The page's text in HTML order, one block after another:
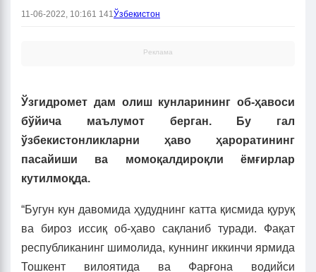
11-06-2022, 10:161 141Ўзбекистон
Реклама
Ўзгидромет дам олиш кунларининг об-ҳавоси
бўйича маълумот берган. Бу гал
ўзбекистонликларни ҳаво ҳароратининг
пасайиши ва момоқалдироқли ёмғирлар
кутилмоқда.
“Бугун кун давомида ҳудуднинг катта қисмида қуруқ
ва бироз иссиқ об-ҳаво сақланиб туради. Фақат
республиканинг шимолида, куннинг иккинчи ярмида
Тошкент вилоятида ва Фарғона водийси